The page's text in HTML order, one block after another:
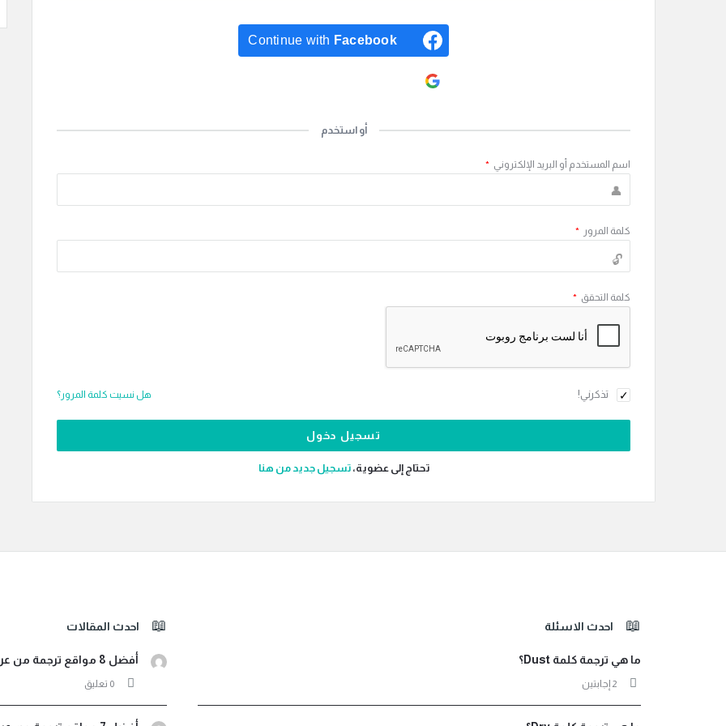
Continue with Facebook
أو استخدم
اسم المستخدم أو البريد الإلكتروني *
كلمة المرور *
كلمة التحقق *
تذكرني! هل نسيت كلمة المرور؟
تحتاج إلى عضوية،‫تسجيل جديد من هنا
الفوتراحدث الاسئلة
ما هي ترجمة كلمة Dust؟
‫2 إجابتين
احدث المقالات
أفضل 8 مواقع ترجمة من عربي لأثيوبي صوت ونصوص مجانية
‫0 تعليق